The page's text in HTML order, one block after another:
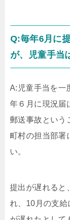
Q:毎年6月に
が、児童手当
A:児童手当を一
年６月に現況届
郵送事故という
町村の担当部署
い。
提出が遅れると
れ、10月の支